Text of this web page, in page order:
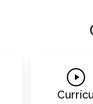
Play